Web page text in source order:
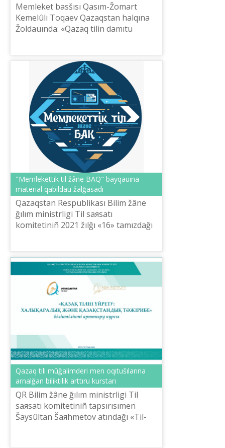
Memleket basšısı Qasım-Žomart
Kemelûlı Toqaev Qazaqstan halqına
Žoldauında: «Qazaq tіlіn damıtu
dedі. Preziden...
"Memlekettіk tіl žâne BAQ" bayqauına
material qabıldau žalğasadı
Qazaqstan Respublikası Bіlіm žâne
ğılım ministrlіgі Tіl saяsatı
komitetіnіñ 2021 žılğı «16» tamızdağı
BAQ» respublikalıq ...
Qazaq tіlі mûğalіmderі men oqıtušılarına
arnalğan bіlіktіlіk arttıru kurstarı
QR Bіlіm žâne ğılım ministrlіgі Tіl
saяsatı komitetіnіñ tapsırısımen
Šaysûltan Šaяhmetov atındağı «Tіl-